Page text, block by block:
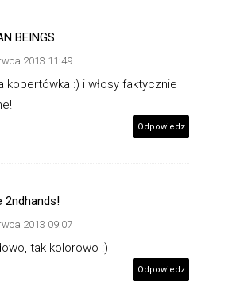
BEINGS
2013 11:49
kopertówka :) i włosy faktycznie
Odpowiedz
2ndhands!
2013 09:07
tak kolorowo :)
Odpowiedz